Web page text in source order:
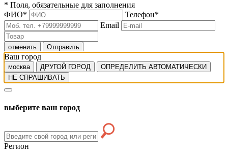
* Поля, обязательные для заполнения
ФИО* Телефон*
Email
отменить Отправить
Ваш город
москва ДРУГОЙ ГОРОД
ОПРЕДЕЛИТЬ АВТОМАТИЧЕСКИ
НЕ СПРАШИВАТЬ
выберите ваш город
Регион